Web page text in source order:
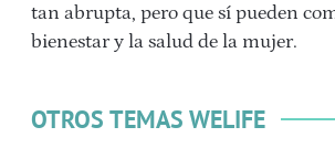
tan abrupta, pero que sí pueden
bienestar y la salud de la mujer.
OTROS TEMAS WELIFE